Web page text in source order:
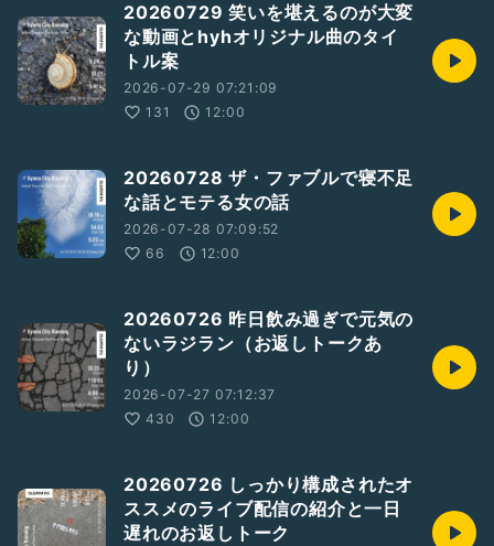
20260729 笑いを堪えるのが大変
な動画とhyhオリジナル曲のタイ
トル案
2026-07-29 07:21:09
131
12:00
20260728 ザ・ファブルで寝不足
な話とモテる女の話
2026-07-28 07:09:52
66
12:00
20260726 昨日飲み過ぎで元気の
ないラジラン（お返しトークあ
り）
2026-07-27 07:12:37
430
12:00
20260726 しっかり構成されたオ
ススメのライブ配信の紹介と一日
遅れのお返しトーク